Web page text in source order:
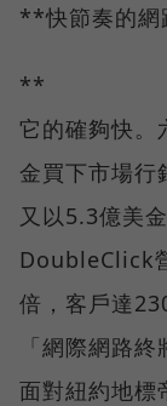
**快節奏的網
**
它的確夠快
金買下市場
又以5.3億美
DoubleClick
倍，客戶達
「網際網路
面對紐約地